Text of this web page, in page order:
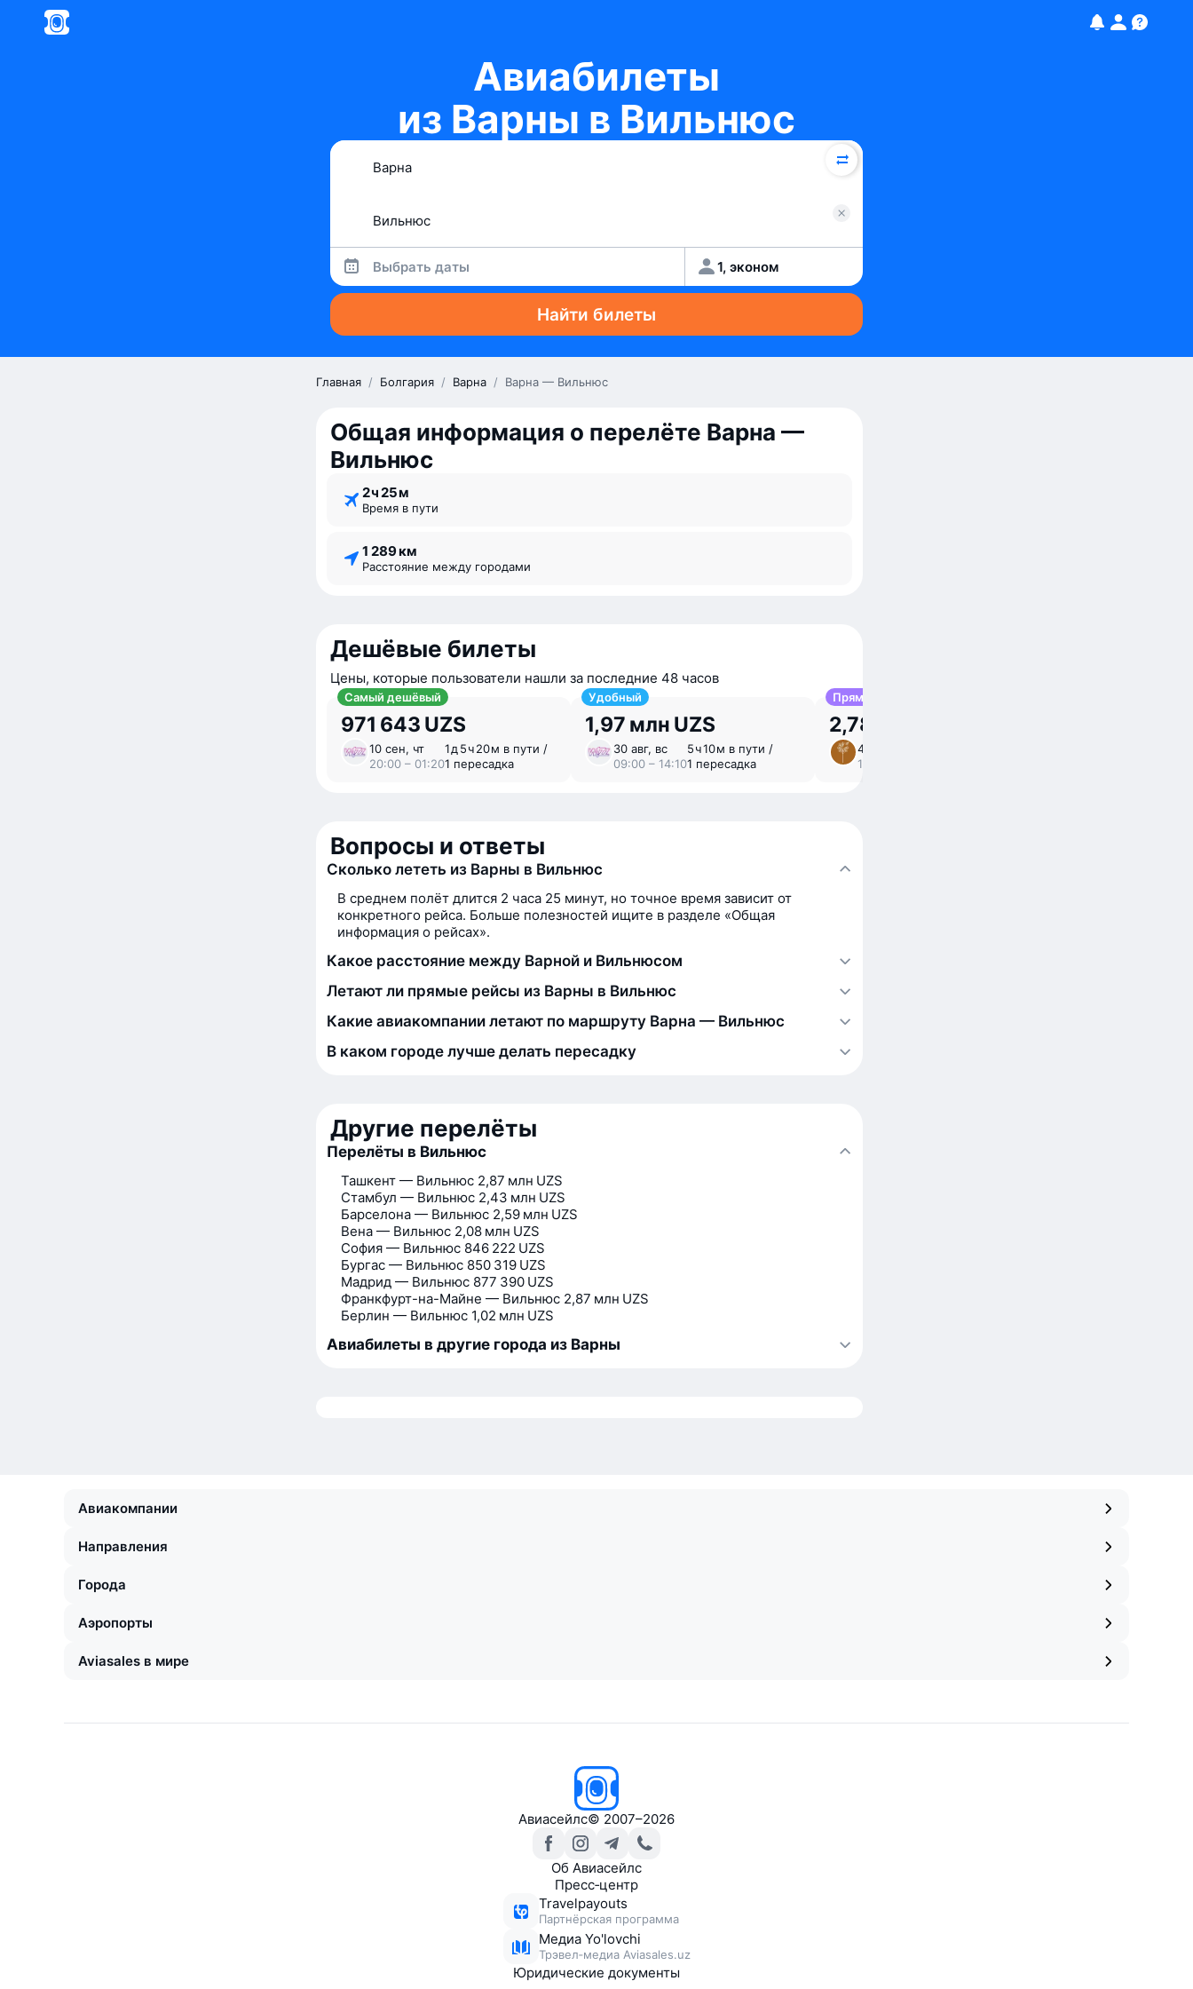
Авиабилеты
из Варны в Вильнюс
Выбрать даты 1, эконом
Найти билеты
Главная / Болгария / Варна / Варна — Вильнюс
Общая информация о перелёте Варна —
Вильнюс
2 ⁠ч 25 ⁠м
Время в пути
1 289 км
Расстояние между городами
Дешёвые билеты
Цены, которые пользователи нашли за последние 48 часов
Самый дешёвый
971 643 UZS
10 сен, чт
20:00 – 01:20
1 ⁠д 5 ⁠ч 20 ⁠м в пути /
1 пересадка
Удобный
1,97 млн UZS
30 авг, вс
09:00 – 14:10
5 ⁠ч 10 ⁠м в пути /
1 пересадка
Прямой
2,78 млн UZS
4 сен, пт
10:00 – 12:25
Вопросы и ответы
Сколько лететь из Варны в Вильнюс
В среднем полёт длится 2 часа 25 минут, но точное время зависит от
конкретного рейса. Больше полезностей ищите в разделе «Общая
информация о рейсах».
Какое расстояние между Варной и Вильнюсом
Летают ли прямые рейсы из Варны в Вильнюс
Какие авиакомпании летают по маршруту Варна — Вильнюс
В каком городе лучше делать пересадку
Другие перелёты
Перелёты в Вильнюс
Ташкент — Вильнюс 2,87 млн UZS
Стамбул — Вильнюс 2,43 млн UZS
Барселона — Вильнюс 2,59 млн UZS
Вена — Вильнюс 2,08 млн UZS
София — Вильнюс 846 222 UZS
Бургас — Вильнюс 850 319 UZS
Мадрид — Вильнюс 877 390 UZS
Франкфурт-на-Майне — Вильнюс 2,87 млн UZS
Берлин — Вильнюс 1,02 млн UZS
Авиабилеты в другие города из Варны
Авиакомпании
Направления
Города
Аэропорты
Aviasales в мире
Авиасейлс© 2007–2026
Об Авиасейлс
Пресс‑центр
Travelpayouts
Партнёрская программа
Медиа Yo'lovchi
Трэвел‑медиа Aviasales.uz
Юридические документы